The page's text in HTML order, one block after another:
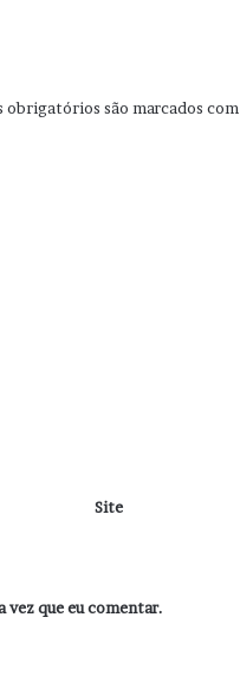
obrigatórios são marcados com
Site
vez que eu comentar.